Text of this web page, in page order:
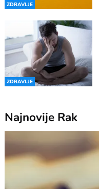
ZDRAVLJE
ZDRAVLJE
Najnovije Rak